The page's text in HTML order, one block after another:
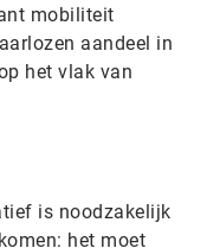
mobiliteit
aandeel in
het vlak van
is noodzakelijk
het moet